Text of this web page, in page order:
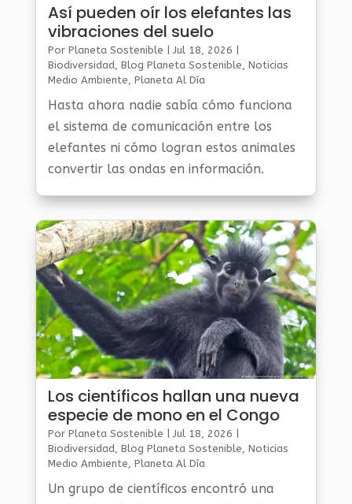
Así pueden oír los elefantes las
vibraciones del suelo
Por Planeta Sostenible Jul 18, 2026
Biodiversidad
Blog Planeta Sostenible Noticias
Medio Ambiente Planeta Al Día
Hasta ahora nadie sabía cómo funciona
el sistema de comunicación entre los
elefantes ni cómo logran estos animales
convertir las ondas en información.
Los científicos hallan una nueva
especie de mono en el Congo
Por Planeta Sostenible Jul 18, 2026
Biodiversidad
Blog Planeta Sostenible Noticias
Medio Ambiente Planeta Al Día
Un grupo de científicos encontró una